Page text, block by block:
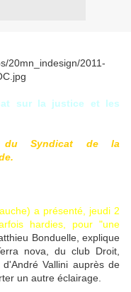
sur la justice et les
du Syndicat de la
a présenté, jeudi 2
hardies, pour "une
Bonduelle, explique
nova, du club Droit,
Vallini auprès de
un autre éclairage.